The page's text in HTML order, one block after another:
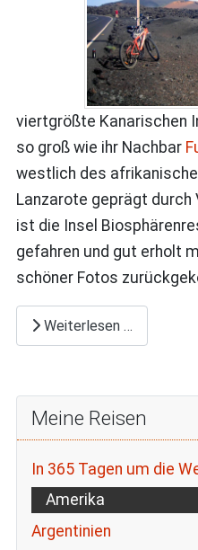
viertgrößte Kanarischen
so groß wie ihr Nachbar
westlich des
Lanzarote geprägt
ist die Insel
gefahren und gut erholt
schöner Fotos
Weiterlesen …
Meine Reisen
In 365 Tagen um die
Amerika
Argentinien